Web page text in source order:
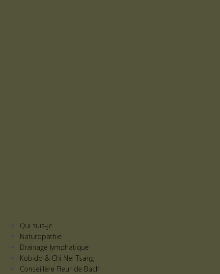
Qui suis-je
Naturopathie
Drainage lymphatique
Kobido & Chi Nei Tsang
Conseillère Fleur de Bach